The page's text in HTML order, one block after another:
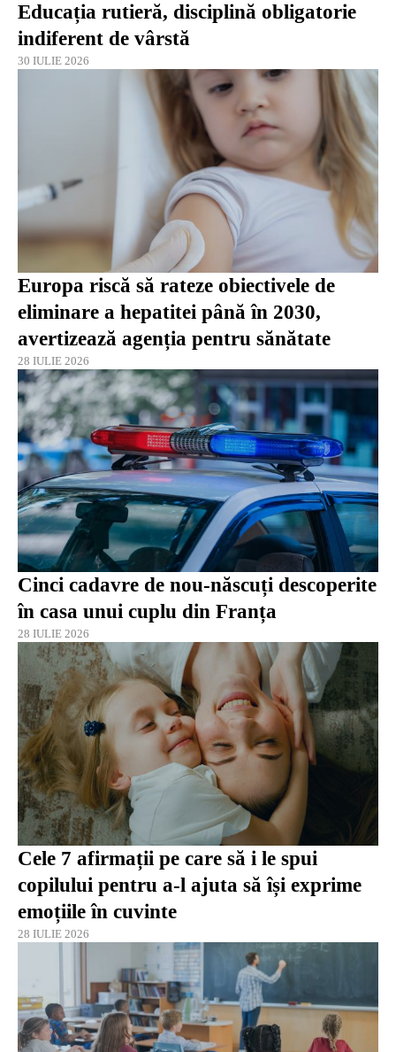
Educația rutieră, disciplină obligatorie
indiferent de vârstă
30 IULIE 2026
Europa riscă să rateze obiectivele de
eliminare a hepatitei până în 2030,
avertizează agenția pentru sănătate
28 IULIE 2026
Cinci cadavre de nou-născuți descoperite
în casa unui cuplu din Franța
28 IULIE 2026
Cele 7 afirmații pe care să i le spui
copilului pentru a-l ajuta să își exprime
emoțiile în cuvinte
28 IULIE 2026